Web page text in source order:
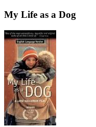
My Life as a Dog